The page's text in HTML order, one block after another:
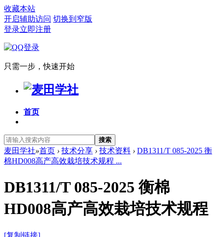
收藏本站
开启辅助访问 切换到窄版
登录立即注册
只需一步，快速开始
首页
搜索
麦田学社»首页 › 技术分享 › 技术资料 › DB1311/T 085-2025 衡
棉HD008高产高效栽培技术规程 ...
DB1311/T 085-2025 衡棉
HD008高产高效栽培技术规程
[复制链接]